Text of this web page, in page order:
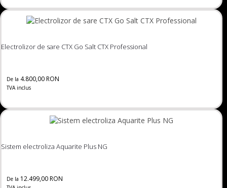
Electrolizor de sare CTX Go Salt CTX Professional
De la 4.800,00 RON
TVA inclus
Sistem electroliza Aquarite Plus NG
De la 12.499,00 RON